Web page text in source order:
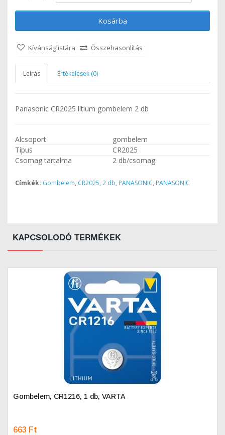
Kosárba
Kívánságlistára Összehasonlítás
Leírás Értékelések (0)
Panasonic CR2025 lítium gombelem 2 db
Alcsoport
gombelem
Típus
CR2025
Csomag tartalma
2 db/csomag
Címkék: Gombelem, CR2025, 2 db, PANASONIC, PANASONIC
KAPCSOLODÓ TERMÉKEK
Gombelem, CR1216, 1 db, VARTA
663 Ft